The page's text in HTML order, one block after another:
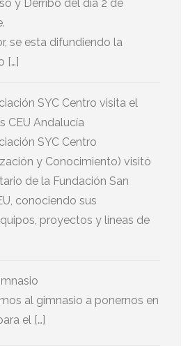
y Derribo del dia 2 de
se esta difundiendo la
[…]
SYC Centro visita el
CEU Andalucía
SYC Centro
y Conocimiento) visitó
de la Fundación San
conociendo sus
proyectos y líneas de
al gimnasio a ponernos en
el […]